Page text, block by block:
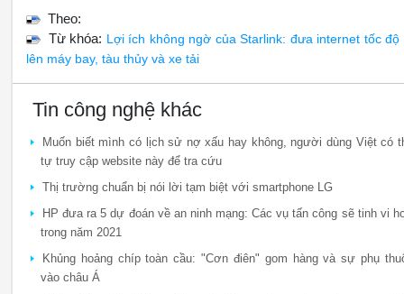
Theo:
Từ khóa: Lợi ích không ngờ của Starlink: đưa internet tốc độ
lên máy bay, tàu thủy và xe tải
Tin công nghệ khác
Muốn biết mình có lịch sử nợ xấu hay không, người dùng Việt có
tự truy cập website này để tra cứu
Thị trường chuẩn bị nói lời tạm biệt với smartphone LG
HP đưa ra 5 dự đoán về an ninh mạng: Các vụ tấn công sẽ tinh vi
trong năm 2021
Khủng hoảng chíp toàn cầu: "Cơn điên" gom hàng và sự phụ
vào châu Á